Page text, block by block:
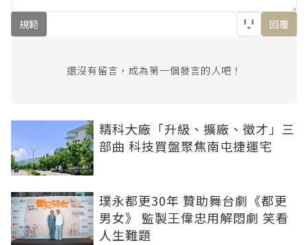
規範 回覆
還沒有留言，成為第一個發言的人吧！
精科大廠「升級、擴廠、徵才」三
部曲 科技買盤聚焦南屯捷運宅
璞永都更30年 贊助舞台劇《都更
男女》 監製王偉忠用解悶劇 笑看
人生難題